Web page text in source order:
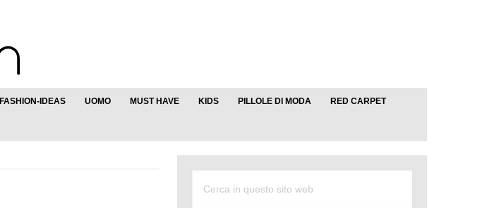
FASHION-IDEAS UOMO MUST HAVE KIDS PILLOLE DI MODA RED CARPET